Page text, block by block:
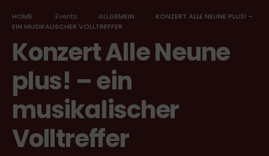
HOME Events ALLGEMEIN
KONZERT ALLE NEUNE PLUS! –
EIN MUSIKALISCHER VOLLTREFFER
Konzert Alle Neune
plus! – ein
musikalischer
Volltreffer